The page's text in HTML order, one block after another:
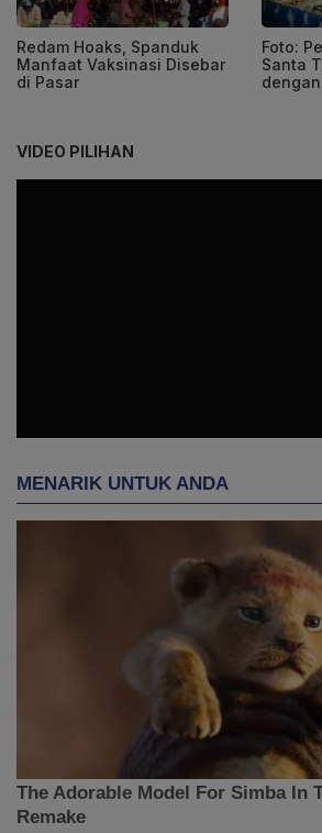
Redam Hoaks, Spanduk
Manfaat Vaksinasi Disebar
di Pasar
Foto:
Santa
VIDEO PILIHAN